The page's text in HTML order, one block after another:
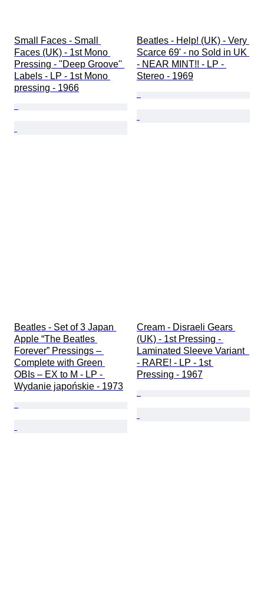
Small Faces - Small
Faces (UK) - 1st Mono
Pressing - "Deep Groove''
Labels - LP - 1st Mono
pressing - 1966
Beatles - Help! (UK) - Very
Scarce 69' - no Sold in UK
- NEAR MINT!! - LP -
Stereo - 1969
Beatles - Set of 3 Japan
Apple “The Beatles
Forever” Pressings –
Complete with Green
OBIs – EX to M - LP -
Wydanie japońskie - 1973
Cream - Disraeli Gears
(UK) - 1st Pressing -
Laminated Sleeve Variant
- RARE! - LP - 1st
Pressing - 1967